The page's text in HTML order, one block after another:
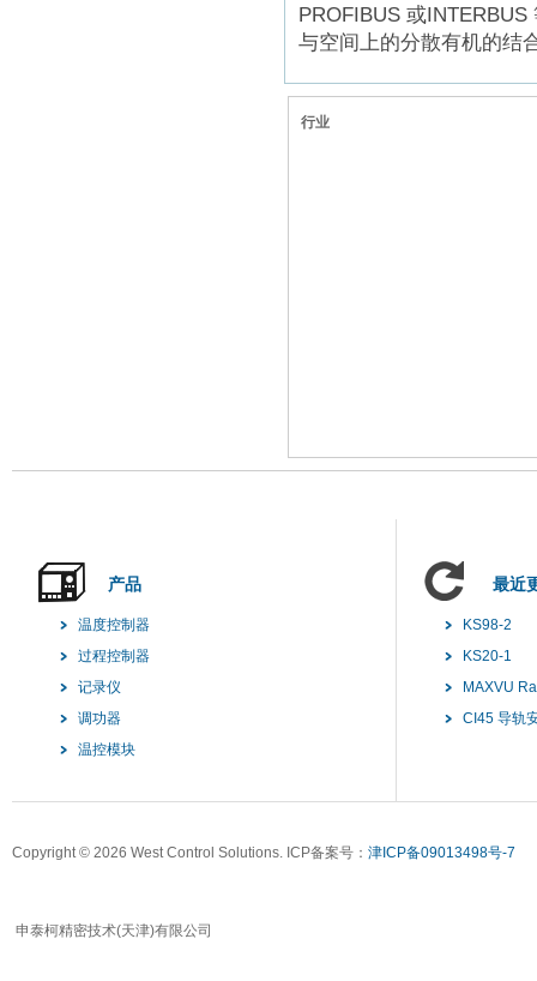
PROFIBUS 或
与空间上的分散有机的结
行业
产品
温度控制器
过程控制器
记录仪
调功器
温控模块
最近
KS98-2
KS20-1
MAXVU
CI45 导轨
Copyright © 2026 West Control Solutions. ICP备案号： 津ICP备09013498号-7
申泰柯精密技术(天津)有限公司